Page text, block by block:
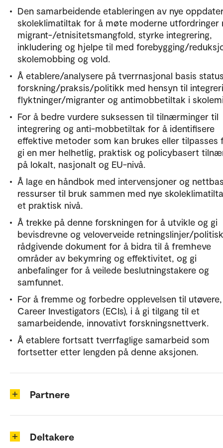
Den samarbeidende etableringen av nye
skoleklimatiltak for å møte moderne utfordringer
migrant-/etnisitetsmangfold, styrke integrering,
inkludering og hjelpe til med forebygging/
skolemobbing og vold.
Å etablere/analysere på tverrnasjonal basis
forskning/praksis/politikk med hensyn til
flyktninger/migranter og antimobbetiltak i
For å bedre vurdere suksessen til tilnærminger til
integrering og anti-mobbetiltak for å identifisere
effektive metoder som kan brukes eller tilpasses
gi en mer helhetlig, praktisk og policybasert
på lokalt, nasjonalt og EU-nivå.
Å lage en håndbok med intervensjoner og
ressurser til bruk sammen med nye
et praktisk nivå.
Å trekke på denne forskningen for å utvikle og gi
bevisdrevne og veloverveide retningslinjer/politisk
rådgivende dokument for å bidra til å fremheve
områder av bekymring og effektivitet, og gi
anbefalinger for å veilede beslutningstakere og
samfunnet.
For å fremme og forbedre opplevelsen til
Career Investigators (ECIs), i å gi tilgang til et
samarbeidende, innovativt forskningsnettverk.
Å etablere fortsatt tverrfaglige samarbeid som
fortsetter etter lengden på denne aksjonen.
Partnere
Deltakere